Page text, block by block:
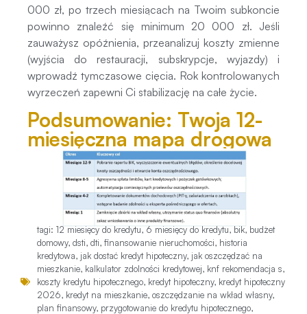
000 zł, po trzech miesiącach na Twoim subkoncie
powinno znaleźć się minimum 20 000 zł. Jeśli
zauważysz opóźnienia, przeanalizuj koszty zmienne
(wyjścia do restauracji, subskrypcje, wyjazdy) i
wprowadź tymczasowe cięcia. Rok kontrolowanych
wyrzeczeń zapewni Ci stabilizację na całe życie.
Podsumowanie: Twoja 12-
miesięczna mapa drogowa
tagi: 12 miesięcy do kredytu, 6 miesięcy do kredytu, bik, budżet
domowy, dsti, dti, finansowanie nieruchomości, historia
kredytowa, jak dostać kredyt hipoteczny, jak oszczędzać na
mieszkanie, kalkulator zdolności kredytowej, knf rekomendacja s,
koszty kredytu hipotecznego, kredyt hipoteczny, kredyt hipoteczny
2026, kredyt na mieszkanie, oszczędzanie na wkład własny,
plan finansowy, przygotowanie do kredytu hipotecznego,